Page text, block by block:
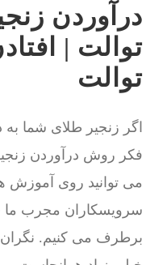
درآوردن
توالت |
توالت
اگر زنجیر طلای شما به
فکر روش درآوردن
می توانید روی آموزش
سرویسکاران مجرب ما
برطرف می کنیم. نگران